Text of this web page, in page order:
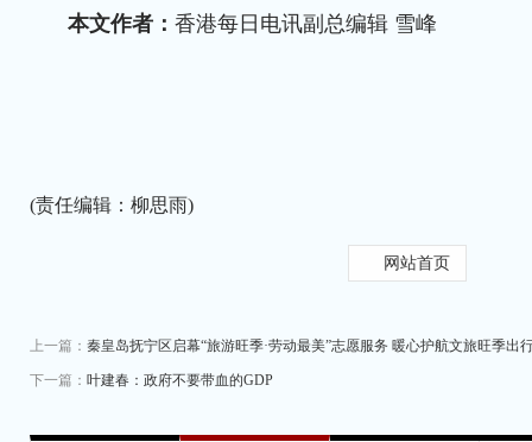
本文作者： 香港每日电讯副总编辑 雪峰
(责任编辑：柳思雨)
网站首页
上一篇： 秦皇岛抚宁区启幕“旅游旺季·劳动最美”志愿服务 暖心护航文旅旺季出
下一篇： 叶建春：政府不要带血的GDP
收